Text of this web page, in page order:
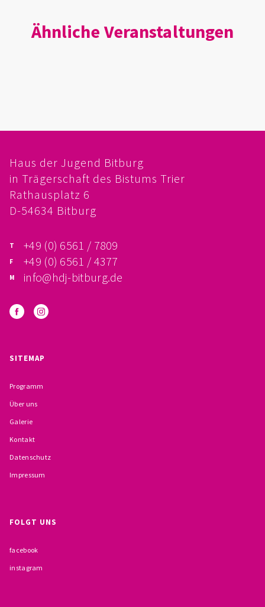
EINRICHTUNG
GALERIE
PRÄVENTION
INSTITUTIONELLES SCHUTZKONZEPT
VERHALTENSKODEX FÜR HAUPTAMTLICHE
Ähnliche Veranstaltungen
Haus der Jugend Bitburg
in Trägerschaft des Bistums Trier
Rathausplatz 6
D-54634 Bitburg
+49 (0) 6561 / 7809
+49 (0) 6561 / 4377
info@hdj-bitburg.de
SITEMAP
Programm
Über uns
Galerie
Kontakt
Datenschutz
Impressum
FOLGT UNS
facebook
instagram